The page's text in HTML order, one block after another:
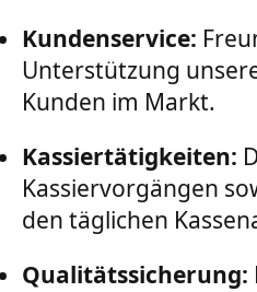
Kundenservice:
Unterstützung
Kunden im Markt.
Kassiertätigkeiten:
Kassiervorgängen
den täglichen
Qualitätssicherung: